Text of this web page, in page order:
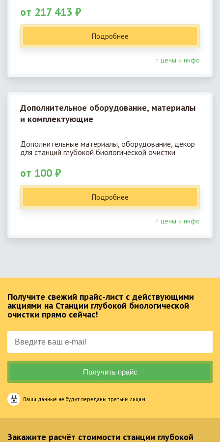
от 217 413 ₽
Подробнее
↑ цены и инфо
Дополнительное оборудование, материалы
и комплектующие
Дополнительные материалы, оборудование, декор
для станций глубокой биологической очистки.
от 100 ₽
Подробнее
↑ цены и инфо
Получите свежий прайс-лист с действующими
акциями на Станции глубокой биологической
очистки прямо сейчас!
Ваши данные не будут переданы третьим лицам
Закажите расчёт стоимости станции глубокой